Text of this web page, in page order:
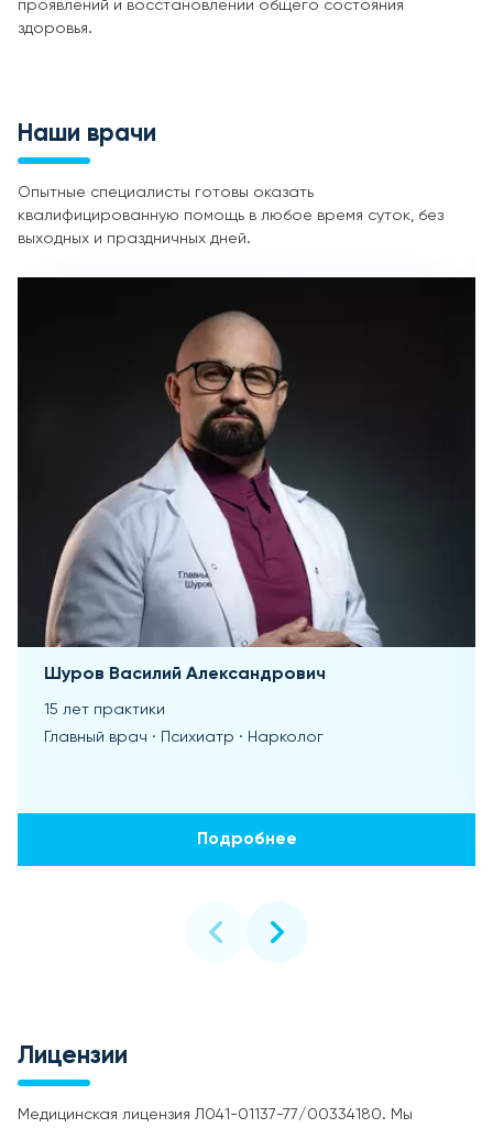
проявлений и восстановлении общего состояния
здоровья.
Наши врачи
Опытные специалисты готовы оказать
квалифицированную помощь в любое время суток, без
выходных и праздничных дней.
Шуров Василий Александрович
15 лет практики
Главный врач · Психиатр · Нарколог
Подробнее
Лицензии
Медицинская лицензия Л041-01137-77/00334180. Мы